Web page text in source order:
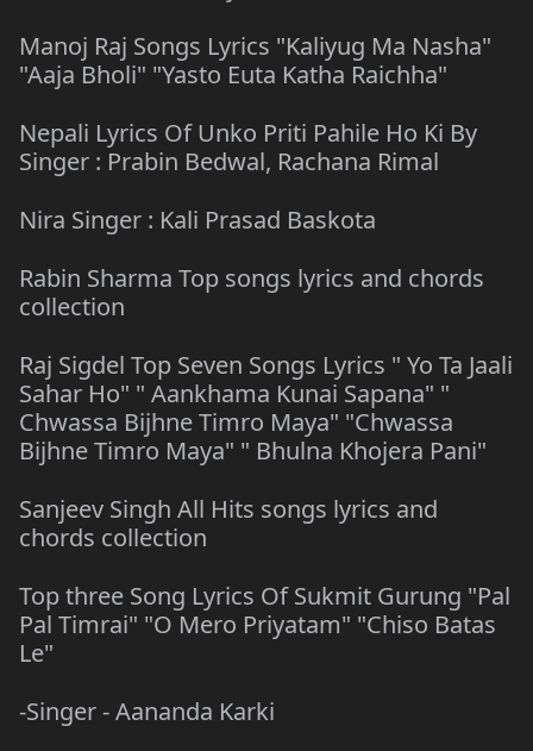
Manoj Raj Songs Lyrics "Kaliyug Ma Nasha"
"Aaja Bholi" "Yasto Euta Katha Raichha"
Nepali Lyrics Of Unko Priti Pahile Ho Ki By
Singer : Prabin Bedwal, Rachana Rimal
Nira Singer : Kali Prasad Baskota
Rabin Sharma Top songs lyrics and chords
collection
Raj Sigdel Top Seven Songs Lyrics " Yo Ta Jaali
Sahar Ho" " Aankhama Kunai Sapana" "
Chwassa Bijhne Timro Maya" "Chwassa
Bijhne Timro Maya" " Bhulna Khojera Pani"
Sanjeev Singh All Hits songs lyrics and
chords collection
Top three Song Lyrics Of Sukmit Gurung "Pal
Pal Timrai" "O Mero Priyatam" "Chiso Batas
Le"
-Singer - Aananda Karki